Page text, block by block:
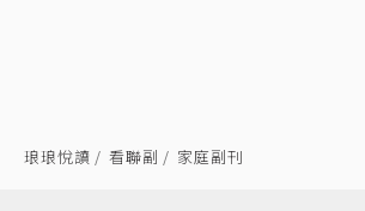
琅琅悅讀 看聯副 家庭副刊